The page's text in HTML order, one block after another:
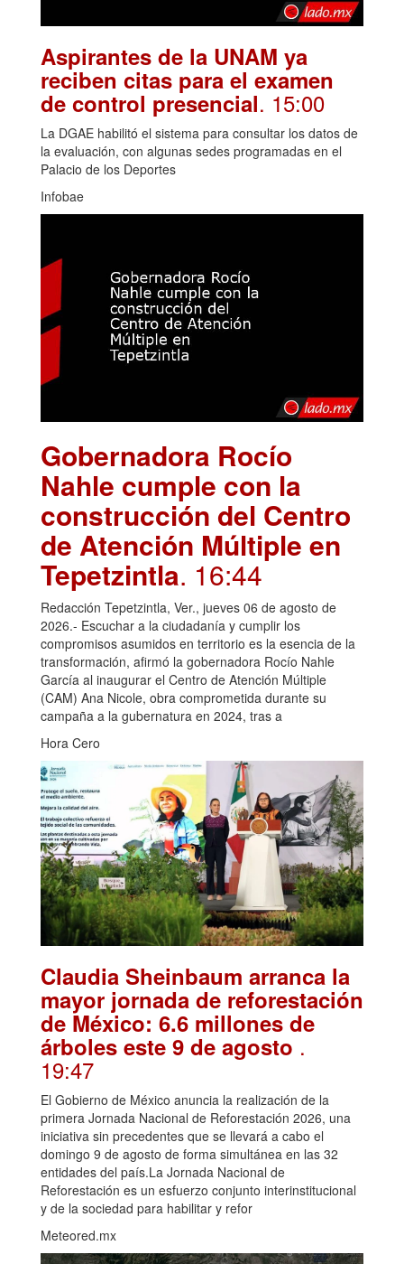
Aspirantes de la UNAM ya
reciben citas para el examen
de control presencial. 15:00
La DGAE habilitó el sistema para consultar los datos de
la evaluación, con algunas sedes programadas en el
Palacio de los Deportes
Infobae
Gobernadora Rocío
Nahle cumple con la
construcción del Centro
de Atención Múltiple en
Tepetzintla. 16:44
Redacción Tepetzintla, Ver., jueves 06 de agosto de
2026.- Escuchar a la ciudadanía y cumplir los
compromisos asumidos en territorio es la esencia de la
transformación, afirmó la gobernadora Rocío Nahle
García al inaugurar el Centro de Atención Múltiple
(CAM) Ana Nicole, obra comprometida durante su
campaña a la gubernatura en 2024, tras a
Hora Cero
Claudia Sheinbaum arranca la
mayor jornada de reforestación
de México: 6.6 millones de
árboles este 9 de agosto .
19:47
El Gobierno de México anuncia la realización de la
primera Jornada Nacional de Reforestación 2026, una
iniciativa sin precedentes que se llevará a cabo el
domingo 9 de agosto de forma simultánea en las 32
entidades del país.La Jornada Nacional de
Reforestación es un esfuerzo conjunto interinstitucional
y de la sociedad para habilitar y refor
Meteored.mx